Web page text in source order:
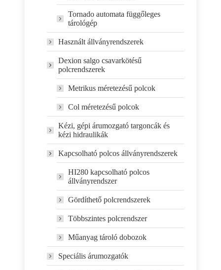
Tornado automata függőleges
tárológép
Használt állványrendszerek
Dexion salgo csavarkötésű
polcrendszerek
Metrikus méretezésű polcok
Col méretezésű polcok
Kézi, gépi árumozgató targoncák és
kézi hidraulikák
Kapcsolható polcos állványrendszerek
HI280 kapcsolható polcos
állványrendszer
Gördíthető polcrendszerek
Többszintes polcrendszer
Műanyag tároló dobozok
Speciális árumozgatók